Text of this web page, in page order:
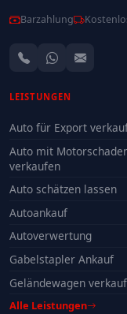
Barzahlung
LEISTUNGEN
Auto für Export
Auto mit
verkaufen
Auto schätzen lassen
Autoankauf
Autoverwertung
Gabelstapler Ankauf
Geländewagen
Alle Leistungen